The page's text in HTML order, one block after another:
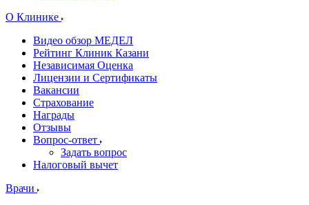
О Клинике
Видео обзор МЕДЕЛ
Рейтинг Клиник Казани
Независимая Оценка
Лицензии и Сертификаты
Вакансии
Страхование
Награды
Отзывы
Вопрос-ответ
Задать вопрос
Налоговый вычет
Врачи